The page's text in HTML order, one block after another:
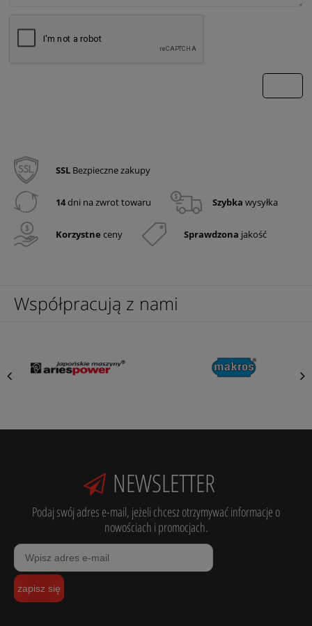
SSL Bezpieczne zakupy
14dni na zwrot towaru Szybka wysyłka
Korzystne ceny Sprawdzona jakość
Współpracują z nami
NEWSLETTER
Podaj swój adres e-mail, jeżeli chcesz otrzymywać informacje o
nowościach i promocjach.
zapisz się